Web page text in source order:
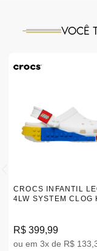
Você
CROCS INFANTIL
4LW SYSTEM CLOG
R$ 399,99
ou em 3x de R$